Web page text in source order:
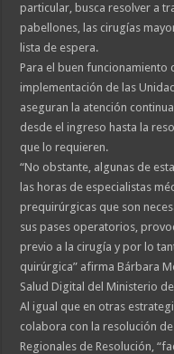
particular, busca resolver a
pabellones, las cirugías
lista de espera.
Para el buen funcionamiento
implementación de las
aseguran la atención
desde el ingreso hasta la
que lo requieren.
“No obstante, algunas de
las horas de especialistas
prequirúrgicas que son
sus pases operatorios,
previo a la cirugía y por lo
quirúrgica” afirma Bárbara
Salud Digital del Ministerio
Al igual que en otras
colabora con la resolución
Regionales de Resolución,